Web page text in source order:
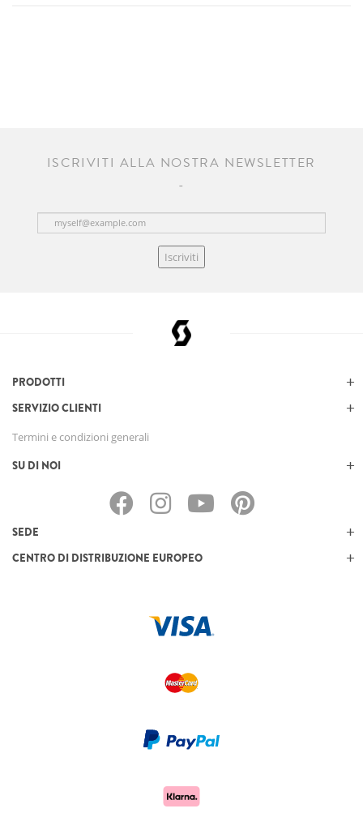
ISCRIVITI ALLA NOSTRA NEWSLETTER
Iscriviti
PRODOTTI
SERVIZIO CLIENTI
Termini e condizioni generali
SU DI NOI
SEDE
CENTRO DI DISTRIBUZIONE EUROPEO